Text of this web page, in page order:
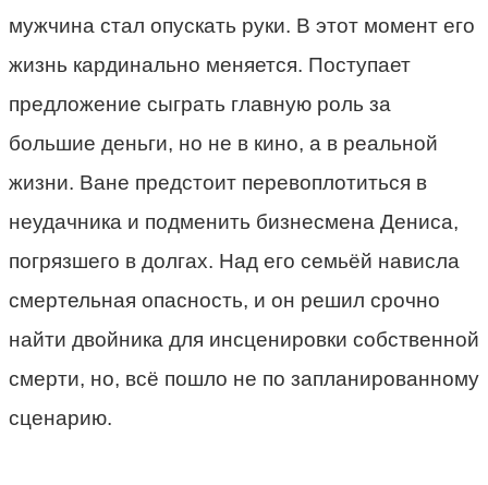
мужчина стал опускать руки. В этот момент его
жизнь кардинально меняется. Поступает
предложение сыграть главную роль за
большие деньги, но не в кино, а в реальной
жизни. Ване предстоит перевоплотиться в
неудачника и подменить бизнесмена Дениса,
погрязшего в долгах. Над его семьёй нависла
смертельная опасность, и он решил срочно
найти двойника для инсценировки собственной
смерти, но, всё пошло не по запланированному
сценарию.